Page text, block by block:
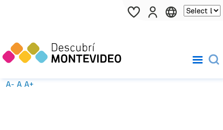
Pasar al contenido principal
A- A A+